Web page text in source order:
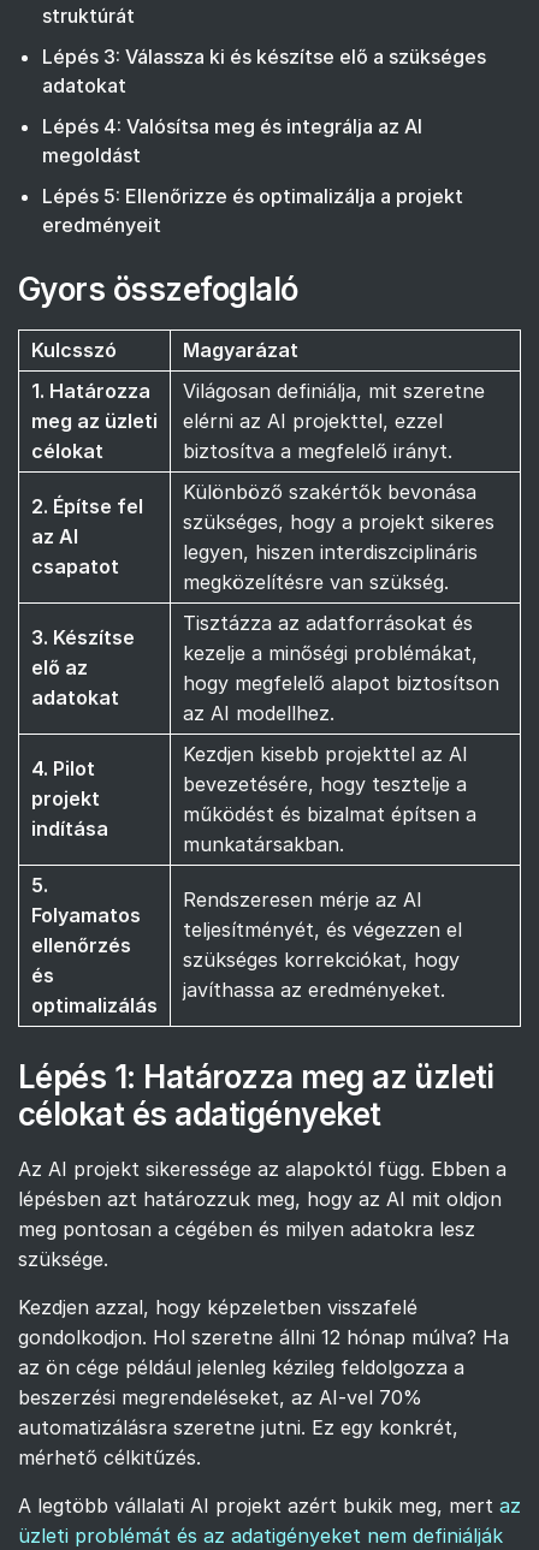
struktúrát
Lépés 3: Válassza ki és készítse elő a szükséges
adatokat
Lépés 4: Valósítsa meg és integrálja az AI
megoldást
Lépés 5: Ellenőrizze és optimalizálja a projekt
eredményeit
Gyors összefoglaló
Kulcsszó
Magyarázat
1. Határozza
meg az üzleti
célokat
Világosan definiálja, mit szeretne
elérni az AI projekttel, ezzel
biztosítva a megfelelő irányt.
2. Építse fel
az AI
csapatot
Különböző szakértők bevonása
szükséges, hogy a projekt sikeres
legyen, hiszen interdiszciplináris
megközelítésre van szükség.
3. Készítse
elő az
adatokat
Tisztázza az adatforrásokat és
kezelje a minőségi problémákat,
hogy megfelelő alapot biztosítson
az AI modellhez.
4. Pilot
projekt
indítása
Kezdjen kisebb projekttel az AI
bevezetésére, hogy tesztelje a
működést és bizalmat építsen a
munkatársakban.
5.
Folyamatos
ellenőrzés
és
optimalizálás
Rendszeresen mérje az AI
teljesítményét, és végezzen el
szükséges korrekciókat, hogy
javíthassa az eredményeket.
Lépés 1: Határozza meg az üzleti
célokat és adatigényeket
Az AI projekt sikeressége az alapoktól függ. Ebben a
lépésben azt határozzuk meg, hogy az AI mit oldjon
meg pontosan a cégében és milyen adatokra lesz
szüksége.
Kezdjen azzal, hogy képzeletben visszafelé
gondolkodjon. Hol szeretne állni 12 hónap múlva? Ha
az ön cége például jelenleg kézileg feldolgozza a
beszerzési megrendeléseket, az AI-vel 70%
automatizálásra szeretne jutni. Ez egy konkrét,
mérhető célkitűzés.
A legtöbb vállalati AI projekt azért bukik meg, mert az
üzleti problémát és az adatigényeket nem definiálják